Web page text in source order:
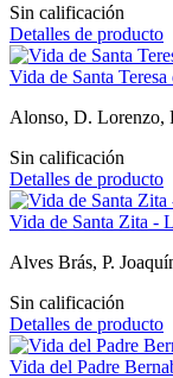
Sin calificación
Detalles de producto
Vida de Santa
Alonso, D. Lorenzo,
Sin calificación
Detalles de producto
Vida de Santa Zita -
Alves Brás, P.
Sin calificación
Detalles de producto
Vida del Padre